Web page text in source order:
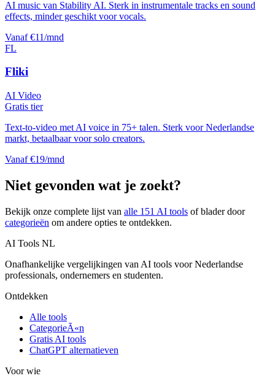
AI music van Stability AI. Sterk in instrumentale tracks en sound
effects, minder geschikt voor vocals.
Vanaf €11/mnd
FL
Fliki
AI Video
Gratis tier
Text-to-video met AI voice in 75+ talen. Sterk voor Nederlandse
markt, betaalbaar voor solo creators.
Vanaf €19/mnd
Niet gevonden wat je zoekt?
Bekijk onze complete lijst van alle 151 AI tools of blader door
categorieën om andere opties te ontdekken.
AI Tools NL
Onafhankelijke vergelijkingen van AI tools voor Nederlandse
professionals, ondernemers en studenten.
Ontdekken
Alle tools
CategorieÃ«n
Gratis AI tools
ChatGPT alternatieven
Voor wie